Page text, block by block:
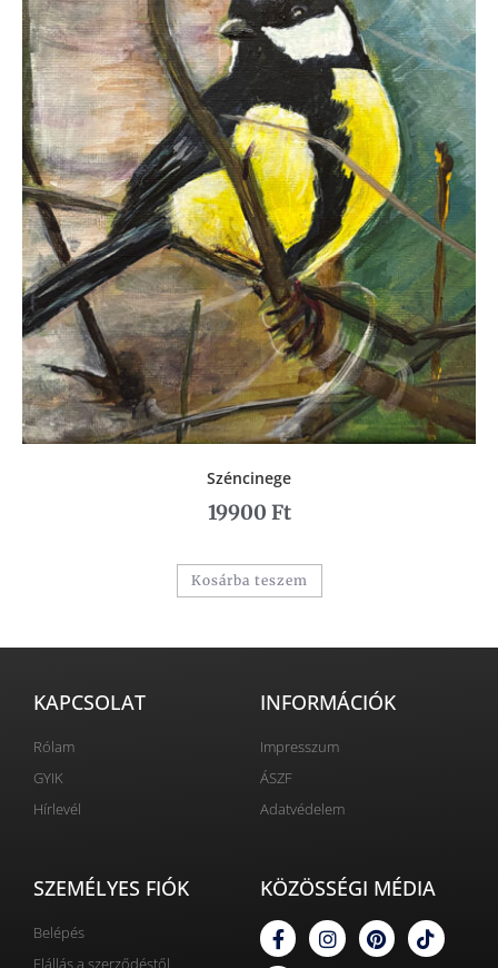
Széncinege
19900 Ft
Kosárba teszem
KAPCSOLAT
Rólam
GYIK
Hírlevél
INFORMÁCIÓK
Impresszum
ÁSZF
Adatvédelem
SZEMÉLYES FIÓK
Belépés
Elállás a szerződéstől
KÖZÖSSÉGI MÉDIA